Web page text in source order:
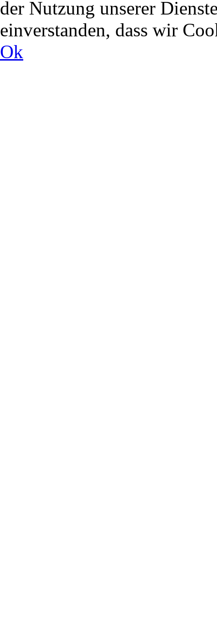
der Nutzung unserer
einverstanden, dass wir
Ok